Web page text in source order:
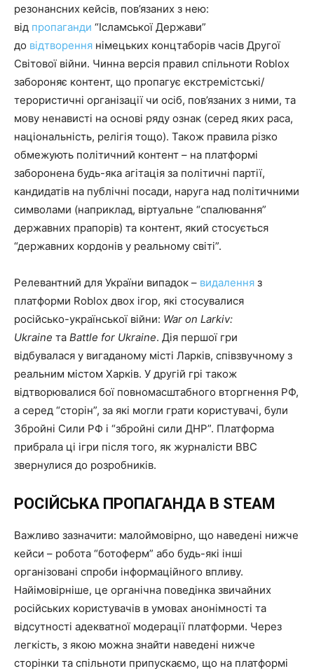
резонансних кейсів, пов’язаних з нею:
від пропаганди “Ісламської Держави”
до відтворення німецьких концтаборів часів Другої
Світової війни. Чинна версія правил спільноти Roblox
забороняє контент, що пропагує екстремістські/
терористичні організації чи осіб, пов’язаних з ними, та
мову ненависті на основі ряду ознак (серед яких раса,
національність, релігія тощо). Також правила різко
обмежують політичний контент – на платформі
заборонена будь-яка агітація за політичні партії,
кандидатів на публічні посади, наруга над політичними
символами (наприклад, віртуальне “спалювання”
державних прапорів) та контент, який стосується
“державних кордонів у реальному світі”.
Релевантний для України випадок – видалення з
платформи Roblox двох ігор, які стосувалися
російсько-української війни: War on Larkiv:
Ukraine та Battle for Ukraine. Дія першої гри
відбувалася у вигаданому місті Ларків, співзвучному з
реальним містом Харків. У другій грі також
відтворювалися бої повномасштабного вторгнення РФ,
а серед “сторін”, за які могли грати користувачі, були
Збройні Сили РФ і “збройні сили ДНР”. Платформа
прибрала ці ігри після того, як журналісти BBC
звернулися до розробників.
РОСІЙСЬКА ПРОПАГАНДА В STEAM
Важливо зазначити: малоймовірно, що наведені нижче
кейси – робота “ботоферм” або будь-які інші
організовані спроби інформаційного впливу.
Найімовірніше, це органічна поведінка звичайних
російських користувачів в умовах анонімності та
відсутності адекватної модерації платформи. Через
легкість, з якою можна знайти наведені нижче
сторінки та спільноти припускаємо, що на платформі